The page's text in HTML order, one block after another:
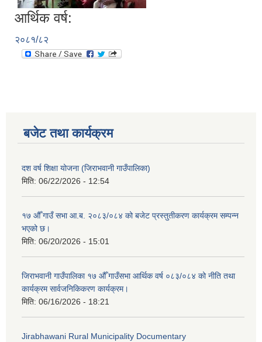
आर्थिक वर्ष:
२०८१/८२
बजेट तथा कार्यक्रम
दश वर्ष शिक्षा योजना (जिराभवानी गाउँपालिका)
मिति: 06/22/2026 - 12:54
१७ औँ गाउँ सभा आ.ब. २०८३/०८४ को बजेट प्रस्तुतीकरण कार्यक्रम सम्पन्न
भएको छ।
मिति: 06/20/2026 - 15:01
जिराभवानी गाउँपालिका १७ औँ गाउँसभा आर्थिक वर्ष ०८३/०८४ को नीति तथा
कार्यक्रम सार्वजनिकिकरण कार्यक्रम।
मिति: 06/16/2026 - 18:21
Jirabhawani Rural Municipality Documentary